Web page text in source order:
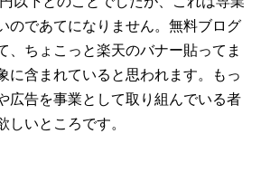
のであてになりません。無料ブログ
、ちょこっと楽天のバナー貼ってま
に含まれていると思われます。もっ
広告を事業として取り組んでいる者
しいところです。